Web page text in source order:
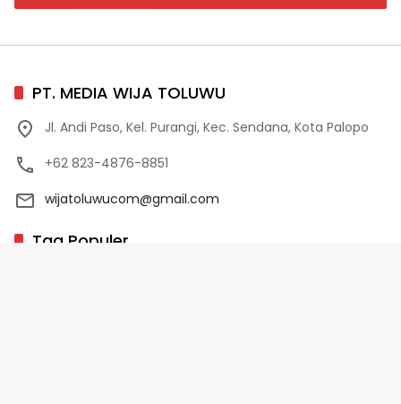
PT. MEDIA WIJA TOLUWU
Jl. Andi Paso, Kel. Purangi, Kec. Sendana, Kota Palopo
+62 823-4876-8851
wijatoluwucom@gmail.com
Tag Populer